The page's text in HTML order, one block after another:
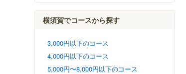
横須賀でコースから探す
3,000円以下のコース
4,000円以下のコース
5,000円〜8,000円以下のコース